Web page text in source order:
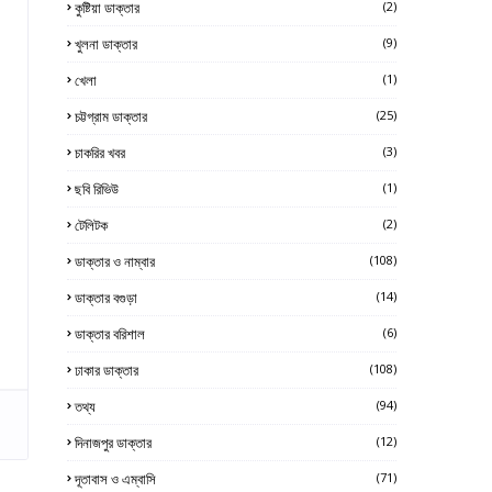
কুষ্টিয়া ডাক্তার (2)
খুলনা ডাক্তার (9)
খেলা (1)
চট্টগ্রাম ডাক্তার (25)
চাকরির খবর (3)
ছবি রিভিউ (1)
টেলিটক (2)
ডাক্তার ও নাম্বার (108)
ডাক্তার বগুড়া (14)
ডাক্তার বরিশাল (6)
ঢাকার ডাক্তার (108)
তথ্য (94)
দিনাজপুর ডাক্তার (12)
দূতাবাস ও এম্বাসি (71)